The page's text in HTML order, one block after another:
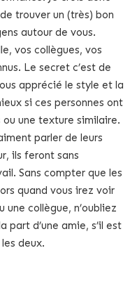
trouver un (très) bon
autour de vous.
vos collègues, vos
Le secret c’est de
apprécié le style et la
si ces personnes ont
une texture similaire.
parler de leurs
ils feront sans
Sans compter que les
quand vous irez voir
collègue, n’oubliez
part d’une amie, s’il est
deux.